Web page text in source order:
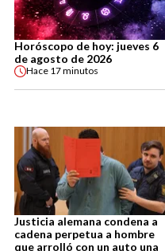
Horóscopo de hoy: jueves 6
de agosto de 2026
Hace 17 minutos
Justicia alemana condena a
cadena perpetua a hombre
que arrolló con un auto una